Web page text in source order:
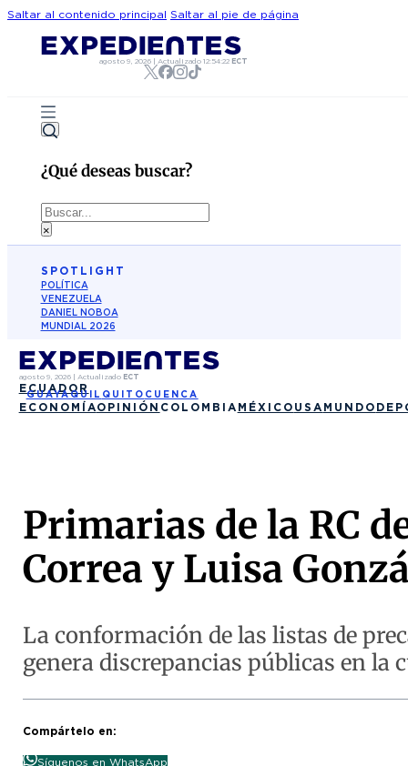
Saltar al contenido principal Saltar al pie de página
agosto 9, 2026| Actualizado 12:54:22 ECT
¿Qué deseas buscar?
Buscar
×
SPOTLIGHT
POLÍTICA
VENEZUELA
DANIEL NOBOA
MUNDIAL 2026
agosto 9, 2026| Actualizado ECT
ECUADOR
GUAYAQUIL QUITO CUENCA
ECONOMÍAOPINIÓN COLOMBIA MÉXICO USA MUNDO
Primarias de la RC
Correa y Luisa
La conformación de las listas de
genera discrepancias públicas en la
Compártelo en:
Síguenos en WhatsApp